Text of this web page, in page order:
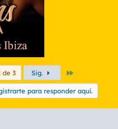
de 3 Sig.
para responder aquí.